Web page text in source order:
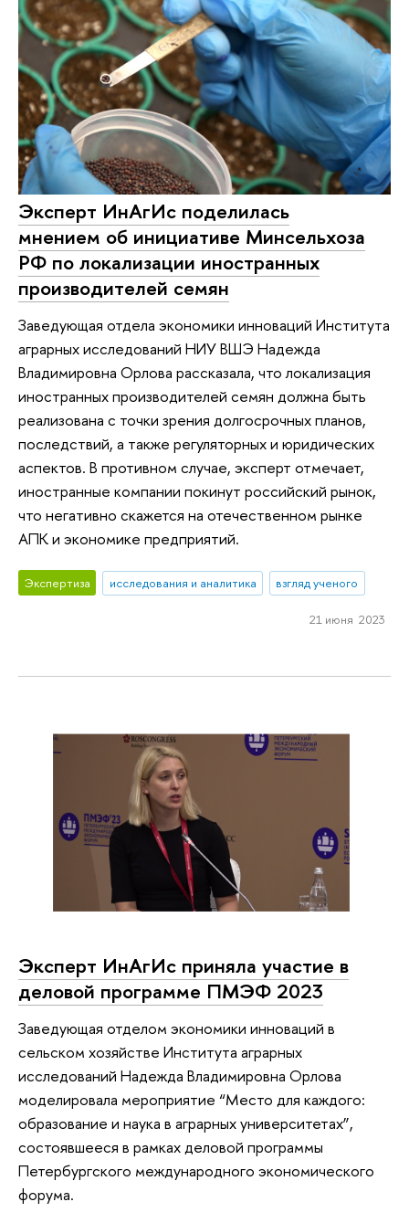
Эксперт ИнАгИс поделилась
мнением об инициативе Минсельхоза
РФ по локализации иностранных
производителей семян
Заведующая отдела экономики инноваций Института
аграрных исследований НИУ ВШЭ Надежда
Владимировна Орлов­а рассказала, что локализация
иностранных производителей семян должна быть
реализована с точки зрения долгосрочных планов,
последствий, а также регуляторных и юридических
аспектов. В противном случае, эксперт отмечает,
иностранные компании покинут российский рынок,
что негативно скажется на отечественном рынке
АПК и экономике предприятий.
Экспертиза исследования и аналитика взгляд ученого
21 июня 2023
Эксперт ИнАгИс приняла участие в
деловой программе ПМЭФ 2023
Заведующая отделом экономики инноваций в
сельском хозяйстве Института аграрных
исследований Надежда Владимировна Орлова
моделировала мероприятие “Место для каждого:
образование и наука в аграрных университетах”,
состоявшееся в рамках деловой программы
Петербургского международного экономического
форума.